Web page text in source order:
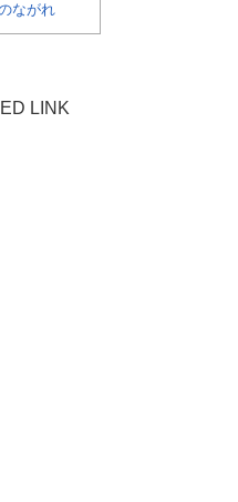
ながれ
LINK